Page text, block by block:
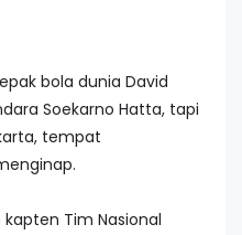
bola dunia David
Soekarno Hatta, tapi
tempat
Tim Nasional